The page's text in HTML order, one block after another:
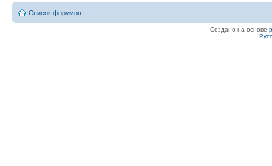
Список форумов
Создано на основе